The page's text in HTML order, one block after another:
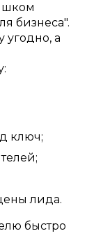
бизнеса".
угодно, а
ключ;
лида.
быстро